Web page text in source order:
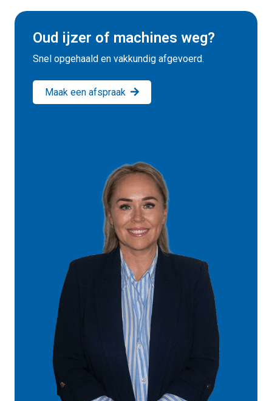
Oud ijzer of machines weg?
Snel opgehaald en vakkundig afgevoerd.
Maak een afspraak